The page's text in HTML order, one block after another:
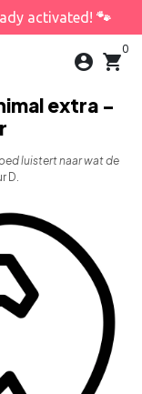
activated! 🐾
account_circle shopping_cart
0
extra -
luistert naar wat de
D.